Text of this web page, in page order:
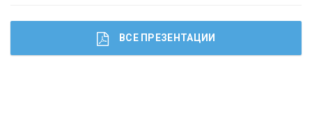
ВСЕ ПРЕЗЕНТАЦИИ